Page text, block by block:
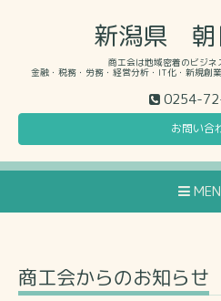
新潟県 朝
商工会は地域密着のビジネ
金融・税務・労務・経営分析・IT化・新規創
0254-
お問い合
商工会からのお知らせ